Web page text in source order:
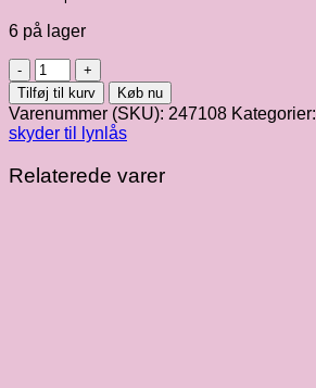
6 på lager
Skyder
til
6
mm
lynlås
i
hvid
Tilføj til kurv Køb nu
Varenummer (SKU): 247108 Kategorier:
skyder til lynlås
Relaterede varer